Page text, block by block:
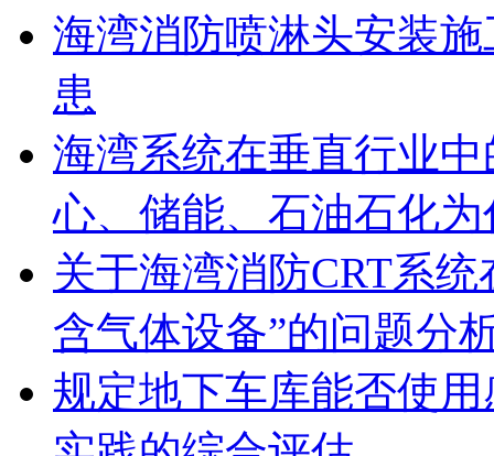
海湾消防喷淋头安装
患
海湾系统在垂直行业
心、储能、石油石化
关于海湾消防CRT系
含气体设备”的问题分
规定地下车库能否使